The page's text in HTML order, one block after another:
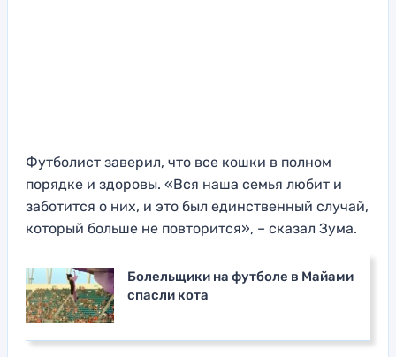
Футболист заверил, что все кошки в полном
порядке и здоровы. «Вся наша семья любит и
заботится о них, и это был единственный случай,
который больше не повторится», – сказал Зума.
Болельщики на футболе в Майами
спасли кота